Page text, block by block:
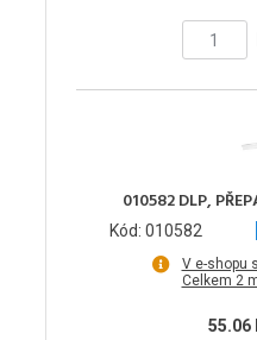
010582 DLP,
Kód: 010582
V e-shopu
Celkem 2
55.06